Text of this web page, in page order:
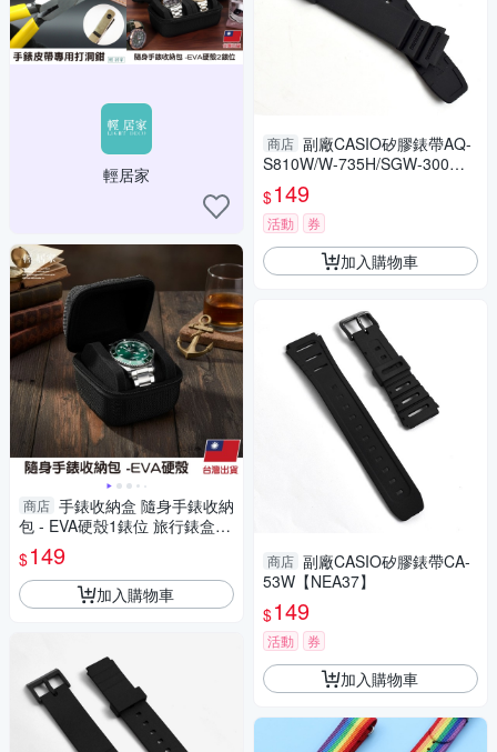
輕居家
商店 手錶收納盒 隨身手錶收納
包 - EVA硬殼1錶位 旅行錶盒
手錶收納 收納錶盒-輕居家891
3
$149
加入購物車
商店 副廠CASIO矽膠錶帶AQ-
S810W/W-735H/SGW-300
【NEA36】
$149
活動 券
加入購物車
商店 副廠CASIO矽膠錶帶CA-
53W【NEA37】
$149
活動 券
加入購物車